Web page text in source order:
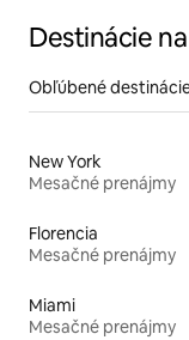
Destinácie
Obľúbené
New York
Mesačné prenájmy
Florencia
Mesačné prenájmy
Miami
Mesačné prenájmy